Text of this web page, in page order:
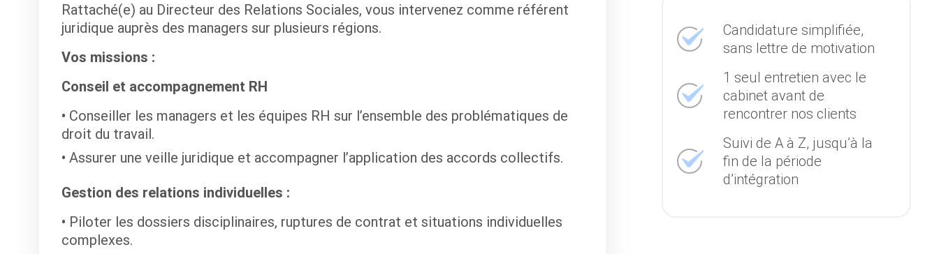
Rattaché(e) au Directeur des Relations Sociales, vous intervenez comme référent
juridique auprès des managers sur plusieurs régions.
Vos missions :
Conseil et accompagnement RH
Conseiller les managers et les équipes RH sur l’ensemble des problématiques de
droit du travail.
Assurer une veille juridique et accompagner l’application des accords collectifs.
Gestion des relations individuelles :
Piloter les dossiers disciplinaires, ruptures de contrat et situations individuelles
complexes.
Candidature simplifiée,
sans lettre de motivation
1 seul entretien avec le
cabinet avant de
rencontrer nos clients
Suivi de A à Z, jusqu’à la
fin de la période
d’intégration